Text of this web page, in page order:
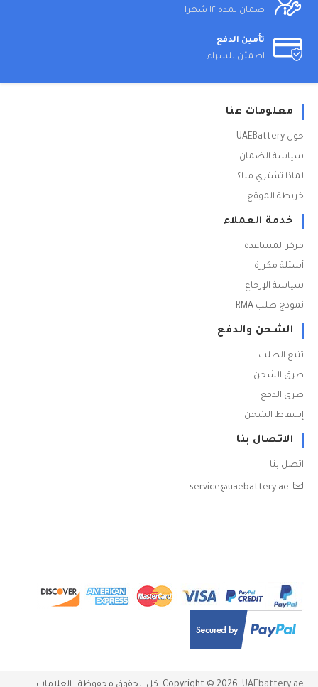
ضمان لمدة ١٢ شهرا
تأمين الدفع
اطمئن للشراء
معلومات عنا
حول UAEBattery
سياسة الضمان
لماذا تشتري منا؟
خريطة الموقع
خدمة العملاء
مركز المساعدة
أسئلة مكررة
سياسة الإرجاع
نموذج طلب RMA
الشحن والدفع
تتبع الطلب
طرق الشحن
طرق الدفع
إسقاط الشحن
الاتصال بنا
اتصل بنا
service@uaebattery.ae
Copyright © 2026 UAEbattery.ae كل الحقوق محفوظة. العلامات